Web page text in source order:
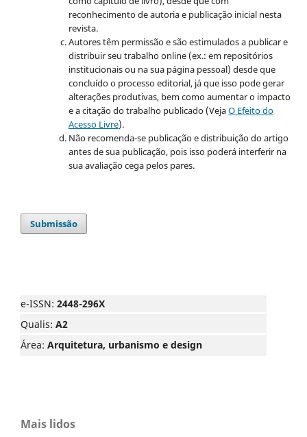
reconhecimento de autoria e publicação inicial nesta
revista.
Autores têm permissão e são estimulados a publicar e
distribuir seu trabalho online (ex.: em repositórios
institucionais ou na sua página pessoal) desde que
concluído o processo editorial, já que isso pode gerar
alterações produtivas, bem como aumentar o impacto
e a citação do trabalho publicado (VejaO Efeito do
Acesso Livre).
Não recomenda-se publicação e distribuição do artigo
antes de sua publicação, pois isso poderá interferir na
sua avaliação cega pelos pares.
Submissão
e-ISSN: 2448-296X
Qualis: A2
Área: Arquitetura, urbanismo e design
Mais lidos